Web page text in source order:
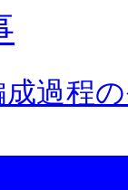
過程